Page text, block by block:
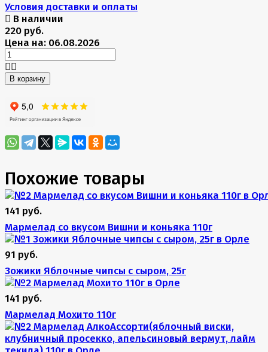
Условия доставки и оплаты
В наличии
220 руб.
Цена на: 06.08.2026
В корзину
Похожие товары
141 руб.
Мармелад со вкусом Вишни и коньяка 110г
91 руб.
Зожики Яблочные чипсы с сыром, 25г
141 руб.
Мармелад Мохито 110г